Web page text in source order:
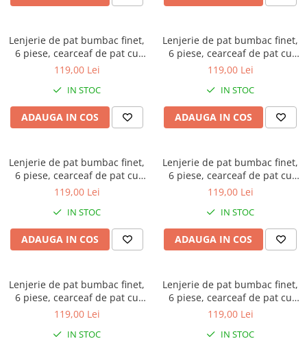
Bumbac satinat
Compatibile cu saltea
90x200cm
140x200cm
200x200cm
200x220cm
Cu elastic
Normal - fara elastic
Alba
Neagra
Lenjerie de pat bumbac finet,
6 piese, cearceaf de pat cu
elastic, bej, imprimeu floral cu
119,00 Lei
IN STOC
ADAUGA IN COS
Lenjerie de pat bumbac finet,
6 piese, cearceaf de pat cu
elastic, roz pudra, cu flori
119,00 Lei
IN STOC
ADAUGA IN COS
Lenjerie de pat bumbac finet,
6 piese, cearceaf de pat cu
elastic, verde pal, cu flori mici
119,00 Lei
IN STOC
ADAUGA IN COS
Lenjerie de pat bumbac finet,
6 piese, cearceaf de pat cu
elastic, verde deschis, cu
119,00 Lei
IN STOC
ADAUGA IN COS
Lenjerie de pat bumbac finet,
6 piese, cearceaf de pat cu
elastic, verde salvie, cu flori
119,00 Lei
IN STOC
Lenjerie de pat bumbac finet,
6 piese, cearceaf de pat cu
elastic, verde deschis, cu flori
119,00 Lei
IN STOC